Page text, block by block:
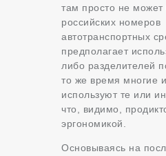
там просто не может
российских номеров
автотранспортных
предполагает
либо разделителей
то же время многие
используют те или
что, видимо,
эргономикой.
Основываясь на